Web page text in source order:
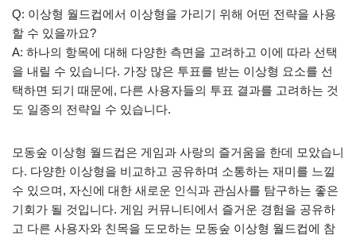
Q: 이상형 월드컵에서 이상형을 가리기 위해 어떤 전략을 사용
할 수 있을까요?
A: 하나의 항목에 대해 다양한 측면을 고려하고 이에 따라 선택
을 내릴 수 있습니다. 가장 많은 투표를 받는 이상형 요소를 선
택하면 되기 때문에, 다른 사용자들의 투표 결과를 고려하는 것
도 일종의 전략일 수 있습니다.
모동숲 이상형 월드컵은 게임과 사랑의 즐거움을 한데 모았습니
다. 다양한 이상형을 비교하고 공유하며 소통하는 재미를 느낄
수 있으며, 자신에 대한 새로운 인식과 관심사를 탐구하는 좋은
기회가 될 것입니다. 게임 커뮤니티에서 즐거운 경험을 공유하
고 다른 사용자와 친목을 도모하는 모동숲 이상형 월드컵에 참